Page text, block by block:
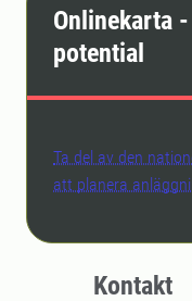
Onlinekarta
potential
Ta del av den
att planera
Kontakt